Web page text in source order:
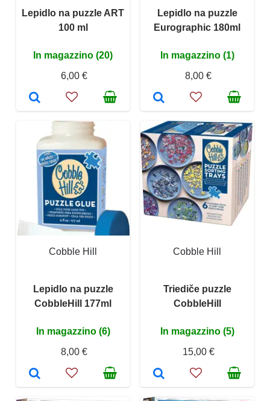
Lepidlo na puzzle ART
100 ml
In magazzino (20)
6,00 €
Lepidlo na puzzle
Eurographic 180ml
In magazzino (1)
8,00 €
Cobble Hill
Lepidlo na puzzle
CobbleHill 177ml
In magazzino (6)
8,00 €
Cobble Hill
Triediče puzzle
CobbleHill
In magazzino (5)
15,00 €